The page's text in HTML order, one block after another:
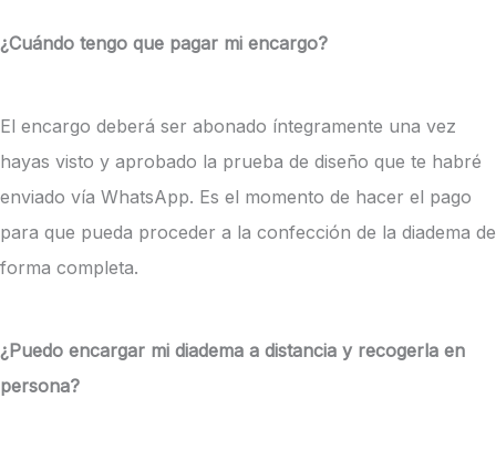
¿Cuándo tengo que pagar mi encargo?
El encargo deberá ser abonado íntegramente una vez
hayas visto y aprobado la prueba de diseño que te habré
enviado vía WhatsApp. Es el momento de hacer el pago
para que pueda proceder a la confección de la diadema de
forma completa.
¿Puedo encargar mi diadema a distancia y recogerla en
persona?